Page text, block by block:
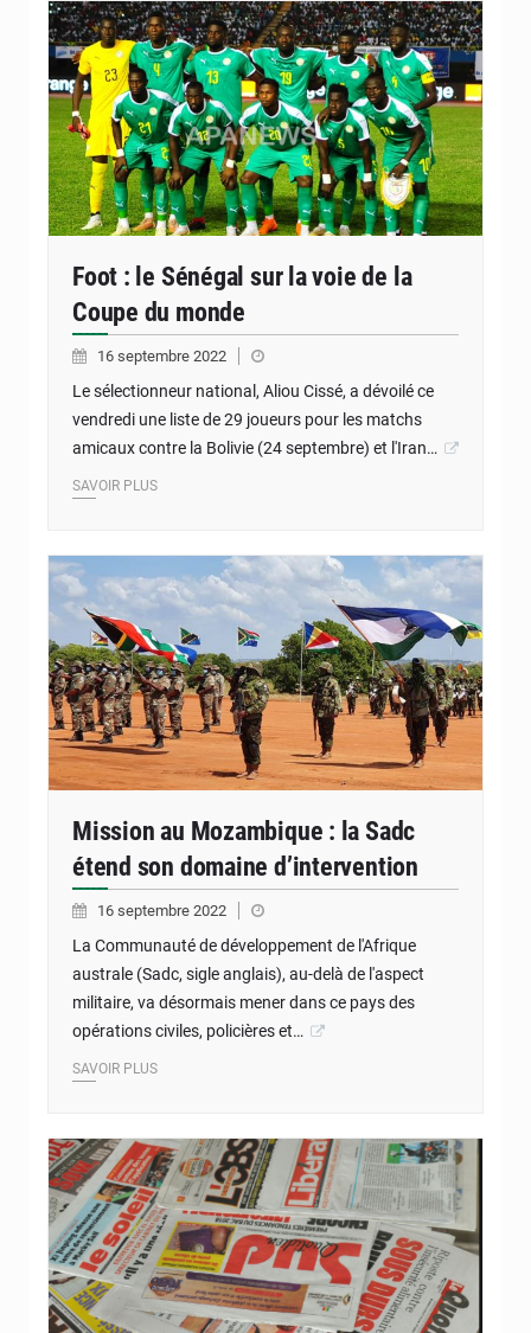
Foot : le Sénégal sur la voie de la
Coupe du monde
16 septembre 2022
Le sélectionneur national, Aliou Cissé, a dévoilé ce
vendredi une liste de 29 joueurs pour les matchs
amicaux contre la Bolivie (24 septembre) et l'Iran…
SAVOIR PLUS
Mission au Mozambique : la Sadc
étend son domaine d’intervention
16 septembre 2022
La Communauté de développement de l'Afrique
australe (Sadc, sigle anglais), au-delà de l'aspect
militaire, va désormais mener dans ce pays des
opérations civiles, policières et…
SAVOIR PLUS